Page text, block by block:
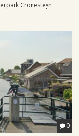
Cronesteyn
0